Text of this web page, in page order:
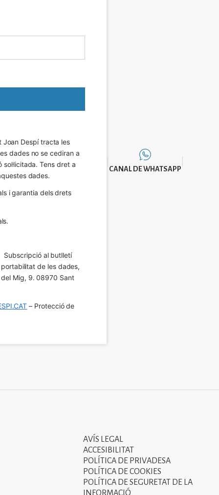
Joan Despí tracta les
dades no se cediran a
Tens dret a
dades.
i garantia dels drets
Subscripció al butlletí
de les dades,
del Mig, 9. 08970 Sant
– Protecció de
CANAL DE WHATSAPP
Tercer
menú
peu
AVÍS LEGAL
ACCESIBILITAT
POLÍTICA DE PRIVADESA
POLÍTICA DE COOKIES
POLÍTICA DE SEGURETAT DE LA
INFORMACIÓ